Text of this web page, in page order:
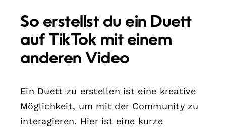
So erstellst du ein Duett
auf TikTok mit einem
anderen Video
Ein Duett zu erstellen ist eine kreative
Möglichkeit, um mit der Community zu
interagieren. Hier ist eine kurze